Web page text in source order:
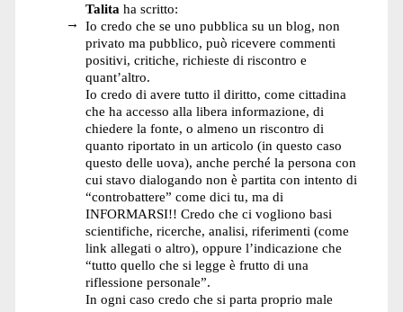
Talita ha scritto:
Io credo che se uno pubblica su un blog, non
privato ma pubblico, può ricevere commenti
positivi, critiche, richieste di riscontro e
quant’altro.
Io credo di avere tutto il diritto, come cittadina
che ha accesso alla libera informazione, di
chiedere la fonte, o almeno un riscontro di
quanto riportato in un articolo (in questo caso
questo delle uova), anche perché la persona con
cui stavo dialogando non è partita con intento di
“controbattere” come dici tu, ma di
INFORMARSI!! Credo che ci vogliono basi
scientifiche, ricerche, analisi, riferimenti (come
link allegati o altro), oppure l’indicazione che
“tutto quello che si legge è frutto di una
riflessione personale”.
In ogni caso credo che si parta proprio male